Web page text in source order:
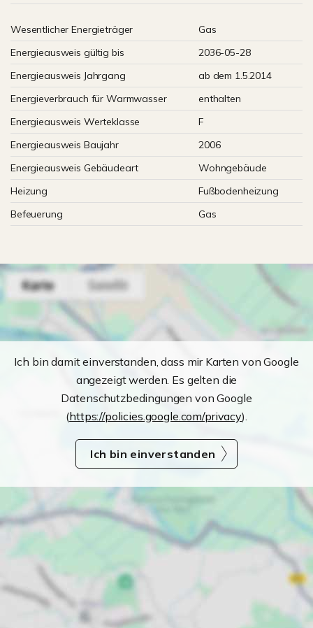
Wesentlicher Energieträger
Gas
Energieausweis gültig bis
2036-05-28
Energieausweis Jahrgang
ab dem 1.5.2014
Energieverbrauch für Warmwasser
enthalten
Energieausweis Werteklasse
F
Energieausweis Baujahr
2006
Energieausweis Gebäudeart
Wohngebäude
Heizung
Fußbodenheizung
Befeuerung
Gas
Ich bin damit einverstanden, dass mir Karten von Google
angezeigt werden. Es gelten die
Datenschutzbedingungen von Google
(https://policies.google.com/privacy).
Ich bin einverstanden